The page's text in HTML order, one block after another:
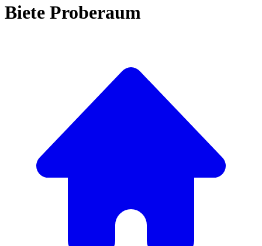
Biete Proberaum